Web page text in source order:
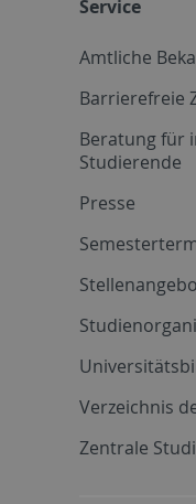
Service
Amtliche
Barrierefreie
Beratung für
Studierende
Presse
Verzeichnis
Zentrale